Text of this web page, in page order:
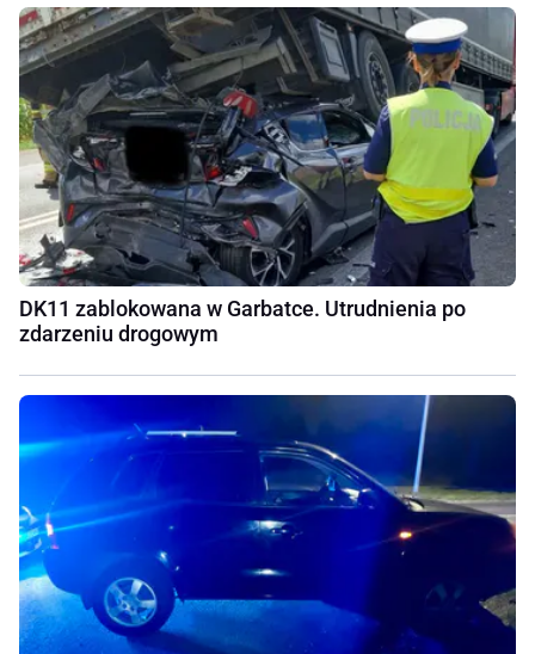
DK11 zablokowana w Garbatce. Utrudnienia po
zdarzeniu drogowym